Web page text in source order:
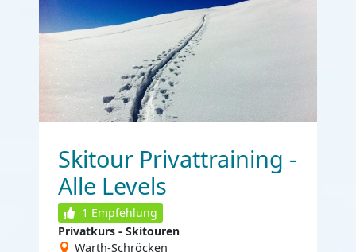
Skitour Privattraining -
Alle Levels
1 Empfehlung
Privatkurs - Skitouren
Warth-Schröcken